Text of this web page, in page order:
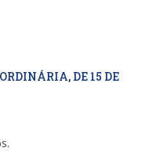
DE 15 DE